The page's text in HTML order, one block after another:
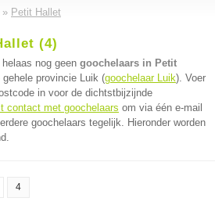
» Petit Hallet
(4)
nog geen goochelaars in Petit
provincie Luik (goochelaar Luik). Voer
in voor de dichtstbijzijnde
contact met goochelaars om via één e-mail
goochelaars tegelijk. Hieronder worden
4